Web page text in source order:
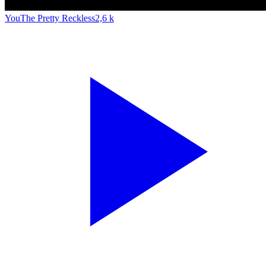
YouThe Pretty Reckless2,6 k